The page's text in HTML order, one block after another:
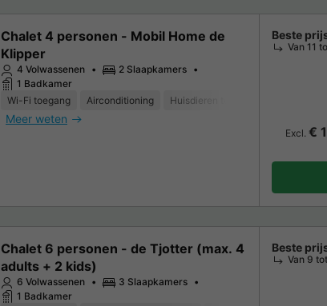
Chalet 4 personen - Mobil Home de
Klipper
4 Volwassenen
2 Slaapkamers
1 Badkamer
Wi-Fi toegang
Airconditioning Huisdieren toegestaan *
Meer weten
Beste
Van 11
Excl. €
Chalet 6 personen - de Tjotter (max. 4
adults + 2 kids)
6 Volwassenen
3 Slaapkamers
1 Badkamer
Beste
Van 9